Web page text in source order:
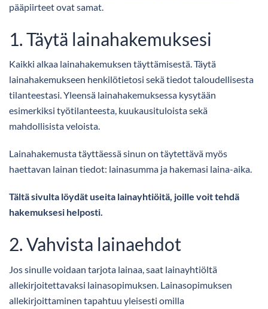
pääpiirteet ovat samat.
1. Täytä lainahakemuksesi
Kaikki alkaa lainahakemuksen täyttämisestä. Täytä
lainahakemukseen henkilötietosi sekä tiedot taloudellisesta
tilanteestasi. Yleensä lainahakemuksessa kysytään
esimerkiksi työtilanteesta, kuukausituloista sekä
mahdollisista veloista.
Lainahakemusta täyttäessä sinun on täytettävä myös
haettavan lainan tiedot: lainasumma ja hakemasi laina-aika.
Tältä sivulta löydät useita lainayhtiöitä, joille voit tehdä
hakemuksesi helposti.
2. Vahvista lainaehdot
Jos sinulle voidaan tarjota lainaa, saat lainayhtiöltä
allekirjoitettavaksi lainasopimuksen. Lainasopimuksen
allekirjoittaminen tapahtuu yleisesti omilla